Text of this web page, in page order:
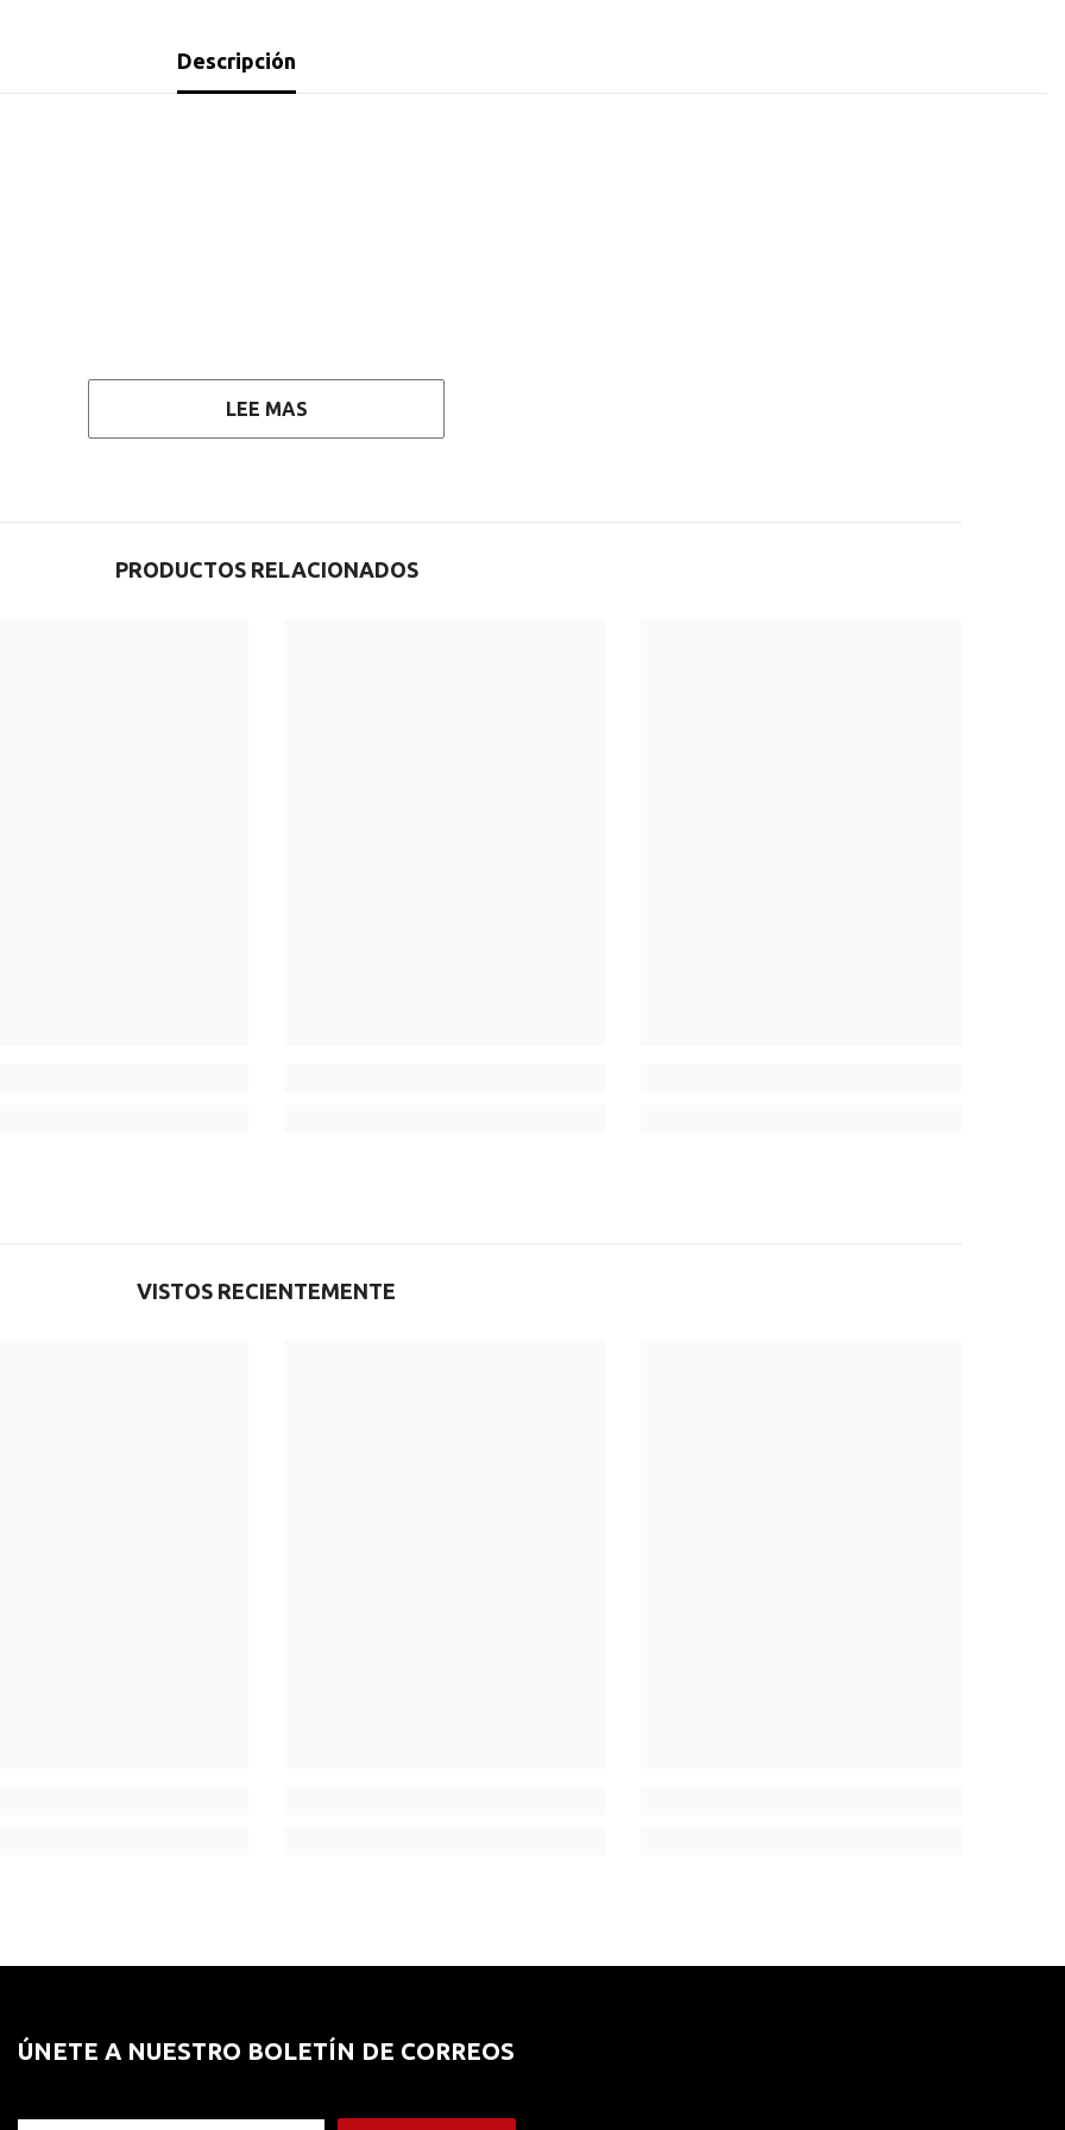
Descripción
LEE MAS
PRODUCTOS RELACIONADOS
VISTOS RECIENTEMENTE
ÚNETE A NUESTRO BOLETÍN DE CORREOS